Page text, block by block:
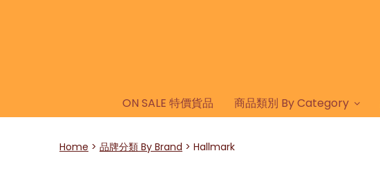
ON SALE 特價貨品 商品類別 By Category
Home 品牌分類 By Brand Hallmark